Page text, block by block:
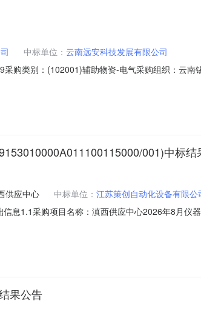
中标单位： 云南远安科技发展有限公司
购类别：(102001)辅助物资-电气采购组织：云
有限公司1云南锡业集团物流有限公司2026年08月
001)中标结
供应中心 中标单位： 江苏策创自动化设备有限公
息1.1采购项目名称：滇西供应中心2026年8月仪
目名称:
果公告